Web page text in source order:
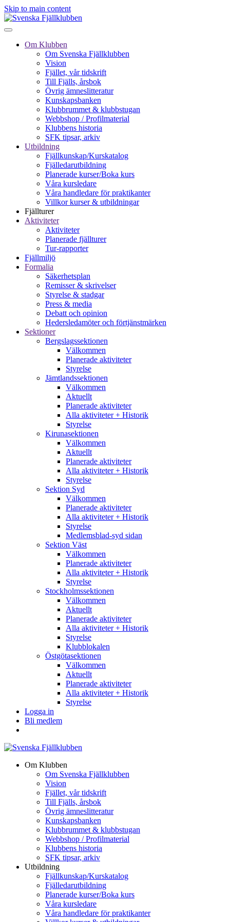
Skip to main content
Om Klubben
Om Svenska Fjällklubben
Vision
Fjället, vår tidskrift
Till Fjälls, årsbok
Övrig ämneslitteratur
Kunskapsbanken
Klubbrummet & klubbstugan
Webbshop / Profilmaterial
Klubbens historia
SFK tipsar, arkiv
Utbildning
Fjällkunskap/Kurskatalog
Fjälledarutbildning
Planerade kurser/Boka kurs
Våra kursledare
Våra handledare för praktikanter
Villkor kurser & utbildningar
Fjällturer
Aktiviteter
Aktiviteter
Planerade fjällturer
Tur-rapporter
Fjällmiljö
Formalia
Säkerhetsplan
Remisser & skrivelser
Styrelse & stadgar
Press & media
Debatt och opinion
Hedersledamöter och förtjänstmärken
Sektioner
Bergslagssektionen
Välkommen
Planerade aktiviteter
Styrelse
Jämtlandssektionen
Välkommen
Aktuellt
Planerade aktiviteter
Alla aktiviteter + Historik
Styrelse
Kirunasektionen
Välkommen
Aktuellt
Planerade aktiviteter
Alla aktiviteter + Historik
Styrelse
Sektion Syd
Välkommen
Planerade aktiviteter
Alla aktiviteter + Historik
Styrelse
Medlemsblad-syd sidan
Sektion Väst
Välkommen
Planerade aktiviteter
Alla aktiviteter + Historik
Styrelse
Stockholmssektionen
Välkommen
Aktuellt
Planerade aktiviteter
Alla aktiviteter + Historik
Styrelse
Klubblokalen
Östgötasektionen
Välkommen
Aktuellt
Planerade aktiviteter
Alla aktiviteter + Historik
Styrelse
Logga in
Bli medlem
Om Klubben
Om Svenska Fjällklubben
Vision
Fjället, vår tidskrift
Till Fjälls, årsbok
Övrig ämneslitteratur
Kunskapsbanken
Klubbrummet & klubbstugan
Webbshop / Profilmaterial
Klubbens historia
SFK tipsar, arkiv
Utbildning
Fjällkunskap/Kurskatalog
Fjälledarutbildning
Planerade kurser/Boka kurs
Våra kursledare
Våra handledare för praktikanter